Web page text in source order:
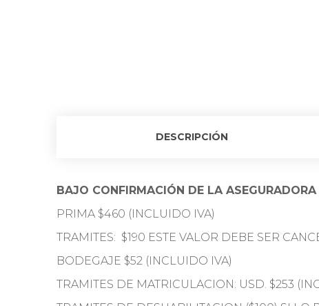
DESCRIPCIÓN
BAJO CONFIRMACIÓN DE LA ASEGURADORA
PRIMA $460 (INCLUIDO IVA)
TRAMITES: $190 ESTE VALOR DEBE SER
BODEGAJE $52 (INCLUIDO IVA)
TRAMITES DE MATRICULACION: USD. $253